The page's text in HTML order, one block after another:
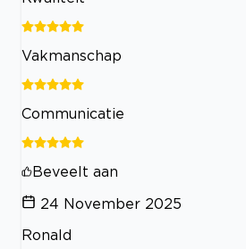
Vakmanschap
Communicatie
Beveelt aan
24 November 2025
Ronald